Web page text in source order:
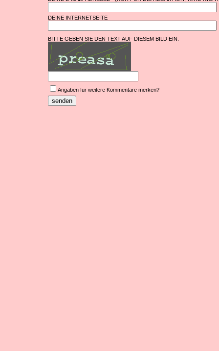
DEINE INTERNETSEITE
BITTE GEBEN SIE DEN TEXT AUF DIESEM BILD EIN.
Angaben für weitere Kommentare merken?